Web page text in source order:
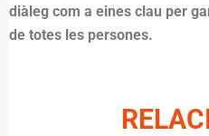
diàleg com a eines clau per
de totes les persones.